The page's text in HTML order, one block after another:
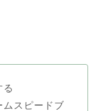
る
ムスピードブ